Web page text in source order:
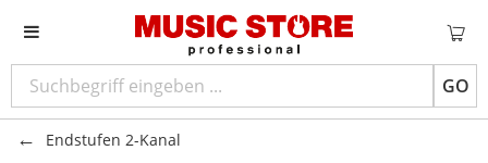
GO
Endstufen 2-Kanal